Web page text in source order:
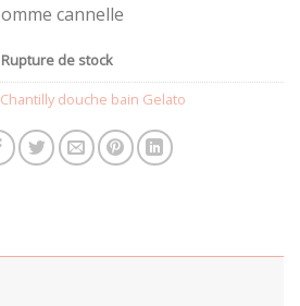
cannelle
Rupture de stock
Chantilly douche bain Gelato